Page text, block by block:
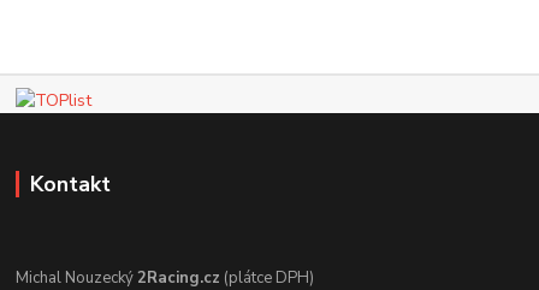
Kontakt
Michal Nouzecký2Racing.cz (plátce DPH)